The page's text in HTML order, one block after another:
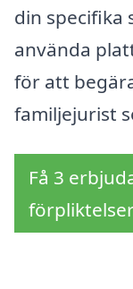
din specifika
använda
för att
familjejurist
Få 3